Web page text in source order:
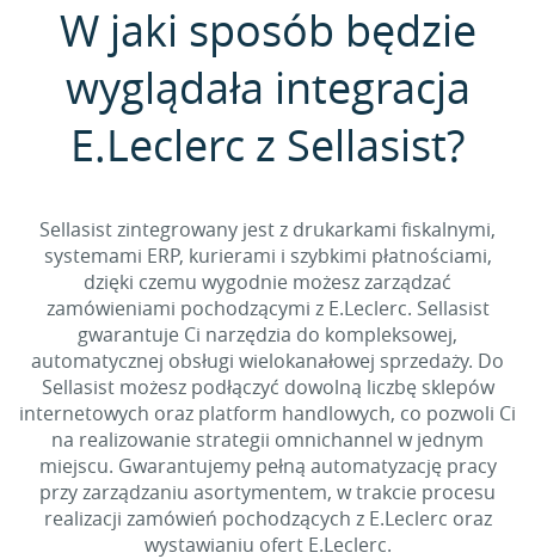
W jaki sposób będzie
wyglądała integracja
E.Leclerc z Sellasist?
Sellasist zintegrowany jest z drukarkami fiskalnymi,
systemami ERP, kurierami i szybkimi płatnościami,
dzięki czemu wygodnie możesz zarządzać
zamówieniami pochodzącymi z E.Leclerc. Sellasist
gwarantuje Ci narzędzia do kompleksowej,
automatycznej obsługi wielokanałowej sprzedaży. Do
Sellasist możesz podłączyć dowolną liczbę sklepów
internetowych oraz platform handlowych, co pozwoli Ci
na realizowanie strategii omnichannel w jednym
miejscu. Gwarantujemy pełną automatyzację pracy
przy zarządzaniu asortymentem, w trakcie procesu
realizacji zamówień pochodzących z E.Leclerc oraz
wystawianiu ofert E.Leclerc.